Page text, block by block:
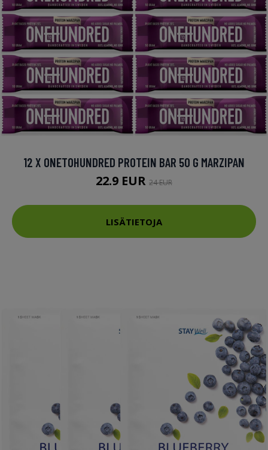
12 X ONETOHUNDRED PROTEIN BAR 50 G MARZIPAN
22.9 EUR 24 EUR
LISÄTIETOJA